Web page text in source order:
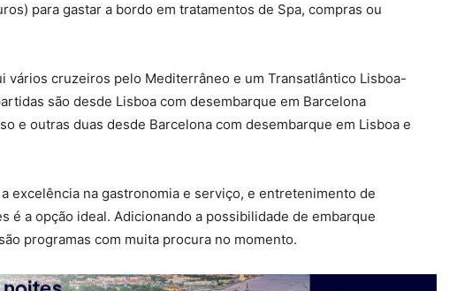
para gastar a bordo em tratamentos de Spa, compras ou
vários cruzeiros pelo Mediterrâneo e um Transatlântico Lisboa-
são desde Lisboa com desembarque em Barcelona
e outras duas desde Barcelona com desembarque em Lisboa e
excelência na gastronomia e serviço, e entretenimento de
é a opção ideal. Adicionando a possibilidade de embarque
programas com muita procura no momento.